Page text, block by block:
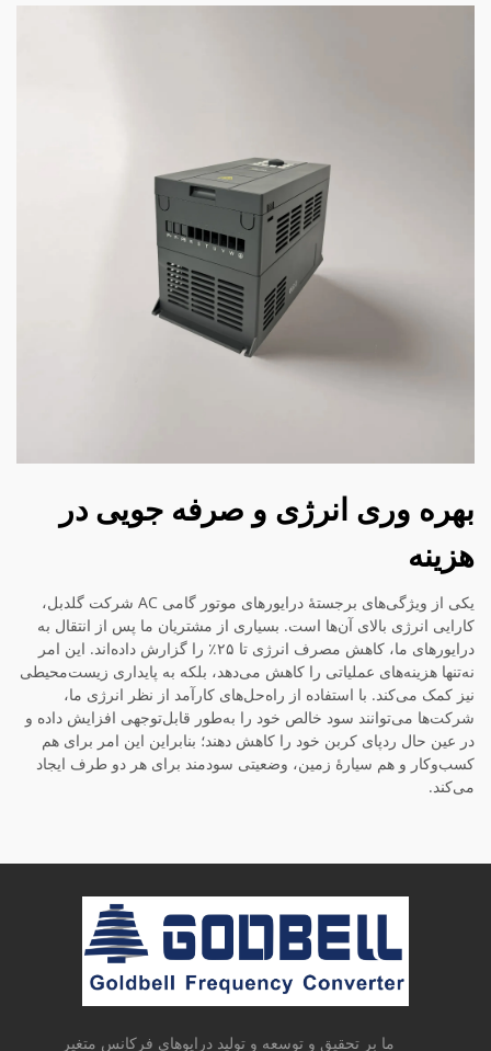
بهره وری انرژی و صرفه جویی در
هزینه
یکی از ویژگی‌های برجستهٔ درایورهای موتور گامی AC شرکت گلدبل،
کارایی انرژی بالای آن‌ها است. بسیاری از مشتریان ما پس از انتقال به
درایورهای ما، کاهش مصرف انرژی تا ۲۵٪ را گزارش داده‌اند. این امر
نه‌تنها هزینه‌های عملیاتی را کاهش می‌دهد، بلکه به پایداری زیست‌محیطی
نیز کمک می‌کند. با استفاده از راه‌حل‌های کارآمد از نظر انرژی ما،
شرکت‌ها می‌توانند سود خالص خود را به‌طور قابل‌توجهی افزایش داده و
در عین حال ردپای کربن خود را کاهش دهند؛ بنابراین این امر برای هم
کسب‌وکار و هم سیارهٔ زمین، وضعیتی سودمند برای هر دو طرف ایجاد
می‌کند.
ما بر تحقیق و توسعه و تولید درایوهای فرکانس متغیر